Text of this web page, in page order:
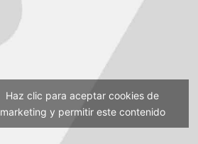
Haz clic para aceptar cookies de
marketing y permitir este contenido